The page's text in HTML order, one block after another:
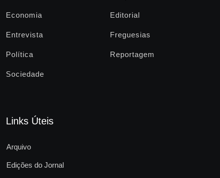
Economia Editorial
Entrevista Freguesias
Política Reportagem
Sociedade
Links Úteis
Arquivo
Edições do Jornal